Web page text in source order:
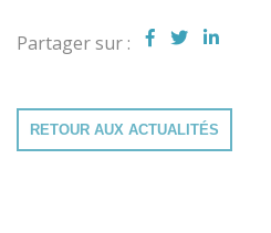
Partager sur :
RETOUR AUX ACTUALITÉS